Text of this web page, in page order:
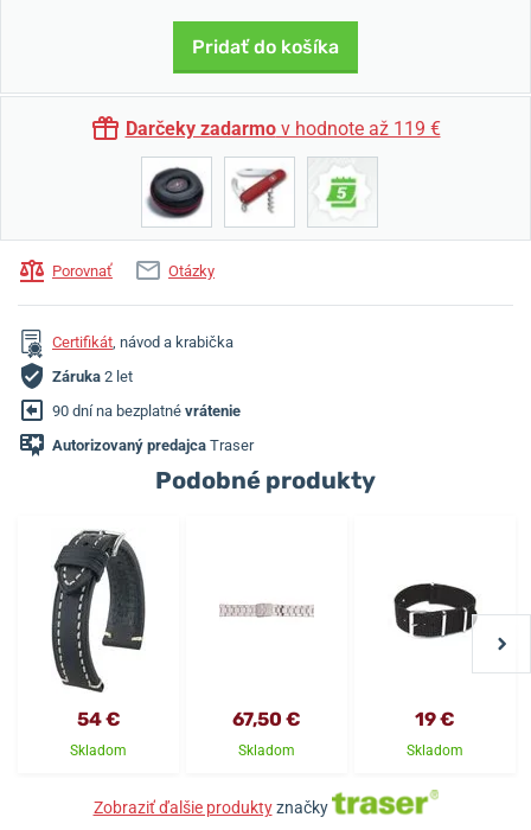
Pridať do košíka
Darčeky zadarmov hodnote až 119 €
Porovnať Otázky
Certifikát, návod a krabička
Záruka 2 let
90 dní na bezplatné vrátenie
Autorizovaný predajca Traser
Podobné produkty
54 €
Skladom
67,50 €
Skladom
19 €
Skladom
Zobraziť ďalšie produktyznačky